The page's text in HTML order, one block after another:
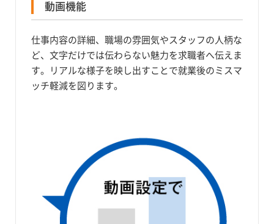
動画機能
仕事内容の詳細、職場の雰囲気やスタッフの人柄な
ど、文字だけでは伝わらない魅力を求職者へ伝えま
す。リアルな様子を映し出すことで就業後のミスマ
ッチ軽減を図ります。